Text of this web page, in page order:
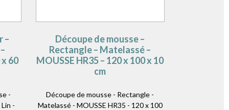
–
x 60
-
-
Découpe de mousse –
Rectangle – Matelassé –
MOUSSE HR35 – 120 x 100 x 10
cm
Découpe de mousse - Rectangle -
Matelassé - MOUSSE HR35 - 120 x 100